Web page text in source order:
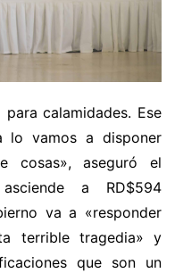
calamidades. Ese
lo vamos a disponer
cosas», aseguró el
a RD$594
va a «responder
terrible tragedia» y
que son un